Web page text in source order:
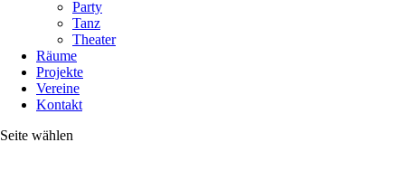
Party
Tanz
Theater
Räume
Projekte
Vereine
Kontakt
Seite wählen